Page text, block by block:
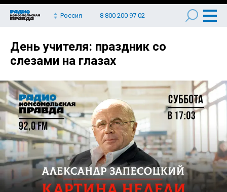
Россия 8 800 200 97 02
День учителя: праздник со
слезами на глазах